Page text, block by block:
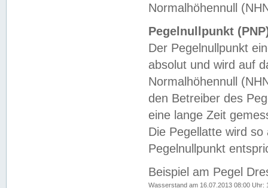
Normalhöhennull
Pegelnullpunkt
Der Pegelnullpunkt
absolut und wird auf
Normalhöhennull
den Betreiber des
eine lange Zeit
Die Pegellatte wird
Pegelnullpunkt
Beispiel am Pegel
Wasserstand am 16.07.2013 08:00 Uhr: